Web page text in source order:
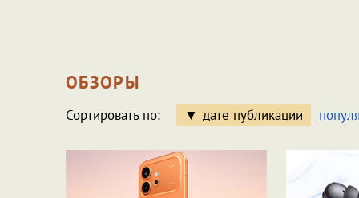
ОБЗОРЫ
Сортировать по: дате публикации